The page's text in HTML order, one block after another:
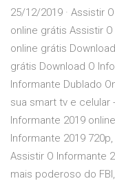
25/12/2019 · Assistir
online grátis Assistir
online grátis
grátis Download O
Informante Dublado
sua smart tv e celular
Informante 2019
Informante 2019
Assistir O Informante
mais poderoso do